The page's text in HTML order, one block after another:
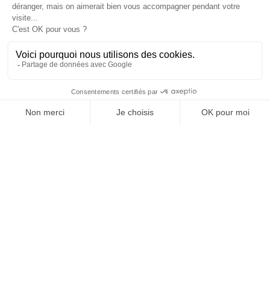
ASPRES-THUIR
Boulevard Violet, 66300 Thuir